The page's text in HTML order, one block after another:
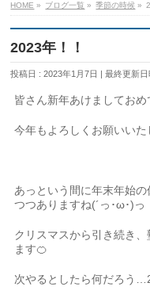
HOME » ブログ一覧 » 季節の時候 »
2023年！！
投稿日 : 2023年1月7日 最終更新日
皆さん新年あけましてお
今年もよろしくお願いいた
あっという間に年末年始
つつありますね(´っ･ω･)っ
クリスマスから引き続き
ます🍊
次やるとしたら何だろう